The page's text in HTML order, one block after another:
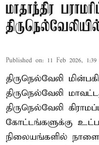
மாதாந்திர
Published on: 11 Feb 2026,
திருநெல்வேலி
திருநெல்வேலி
திருநெல்வேலி
கோட்டங்களுக்கு
நிலையங்களில் நாளை